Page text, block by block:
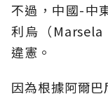
不過，中國-中
利烏（
違憲。
因為根據阿爾